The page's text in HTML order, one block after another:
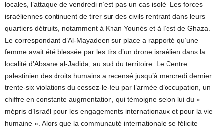
locales, l’attaque de vendredi n’est pas un cas isolé. Les forces
israéliennes continuent de tirer sur des civils rentrant dans leurs
quartiers détruits, notamment à Khan Younès et à l’est de Ghaza.
Le correspondant d’Al-Mayadeen sur place a rapporté qu’une
femme avait été blessée par les tirs d’un drone israélien dans la
localité d’Absane al-Jadida, au sud du territoire. Le Centre
palestinien des droits humains a recensé jusqu’à mercredi dernier
trente-six violations du cessez-le-feu par l’armée d’occupation, un
chiffre en constante augmentation, qui témoigne selon lui du «
mépris d’Israël pour les engagements internationaux et pour la vie
humaine ». Alors que la communauté internationale se félicite